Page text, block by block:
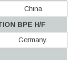
China
BPE H/F
Germany